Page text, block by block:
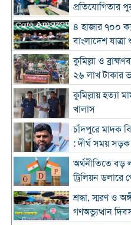
প্রতিযোগিতার
৪ হাজার ৭০০
বাংলাদেশ
কুমিল্লা ও
২৬ লাখ টাকার
কুমিল্লায় হত্যা
খালাস
চাঁদপুরে মাদক
: দীর্ঘ সময়
অর্থনীতিতে বড়
ট্রিলিয়ন ডলারে
শ্রদ্ধা, স্মরণ ও
গণঅভ্যুত্থান